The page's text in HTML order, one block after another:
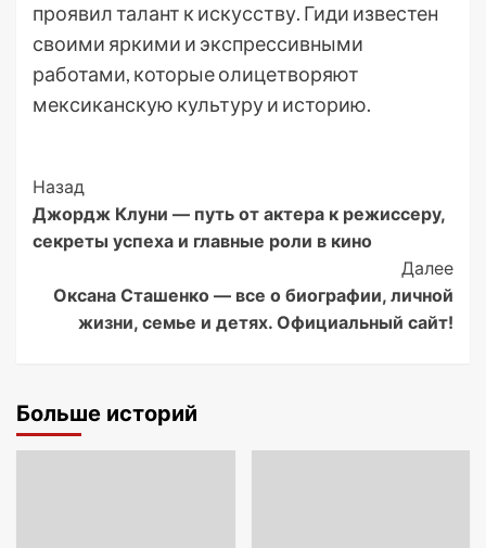
проявил талант к искусству. Гиди известен
своими яркими и экспрессивными
работами, которые олицетворяют
мексиканскую культуру и историю.
Post
Navigation
Назад
Джордж Клуни — путь от актера к режиссеру,
секреты успеха и главные роли в кино
Далее
Оксана Сташенко — все о биографии, личной
жизни, семье и детях. Официальный сайт!
Больше историй